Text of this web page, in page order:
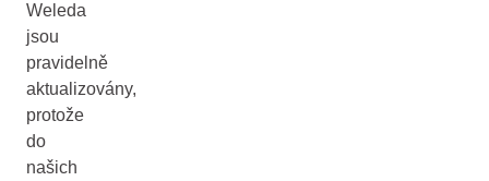
Weleda
jsou
pravidelně
aktualizovány,
protože
do
našich